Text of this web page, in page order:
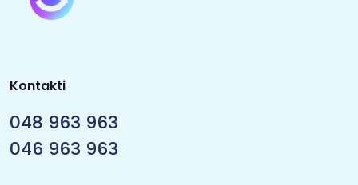
Kontakti
048 963 963
046 963 963